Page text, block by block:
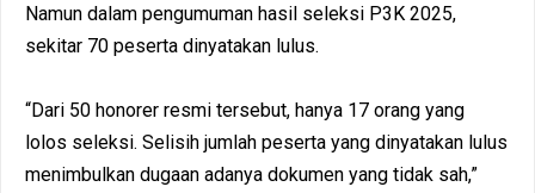
Namun dalam pengumuman hasil seleksi P3K 2025,
sekitar 70 peserta dinyatakan lulus.
“Dari 50 honorer resmi tersebut, hanya 17 orang yang
lolos seleksi. Selisih jumlah peserta yang dinyatakan lulus
menimbulkan dugaan adanya dokumen yang tidak sah,”